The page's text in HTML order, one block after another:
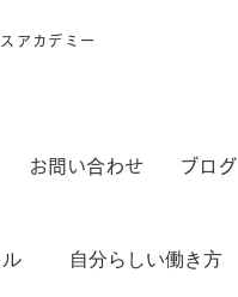
アカデミー
お問い合わせ ブログ
自分らしい働き方